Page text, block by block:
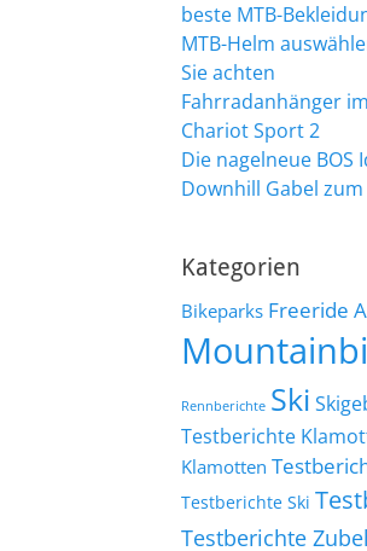
beste MTB-
MTB-Helm
Sie achten
Fahrradanhänger
Chariot Sport 2
Die nagelneue BOS
Downhill Gabel
Kategorien
Bikeparks Freeride
Rennberichte Ski
Testberichte
Klamotten
Testberichte Ski
Testberichte